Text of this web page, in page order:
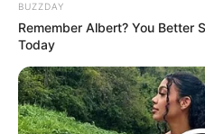
BUZZDAY
Remember Albert? You Better
Today